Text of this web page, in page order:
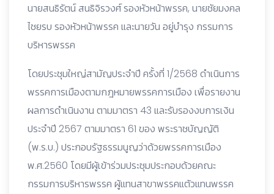
นายสนธิรัตน์ สนธิจิรวงศ์ รองหัวหน้าพรรค, นายชัยมงคล
ไชยรบ รองหัวหน้าพรรค และนายวัน อยู่บำรุง กรรมการ
บริหารพรรค
โดยประชุมใหญ่สามัญประจำปี ครั้งที่ 1/2568 ดำเนินการ
พรรคการเมืองตามกฎหมายพรรคการเมือง เพื่อรายงาน
ผลการดำเนินงาน ตามมาตรา 43 และรับรองงบการเงิน
ประจำปี 2567 ตามมาตรา 61 ของ พระราชบัญญัติ
(พ.ร.บ.) ประกอบรัฐธรรมนูญว่าด้วยพรรคการเมือง
พ.ศ.2560 โดยมีผู้เข้าร่วมประชุมประกอบด้วยคณะ
กรรมการบริหารพรรค ผู้แทนสาขาพรรคแตัวแทนพรรค